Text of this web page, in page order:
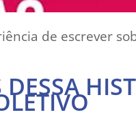
de escrever
DESSA